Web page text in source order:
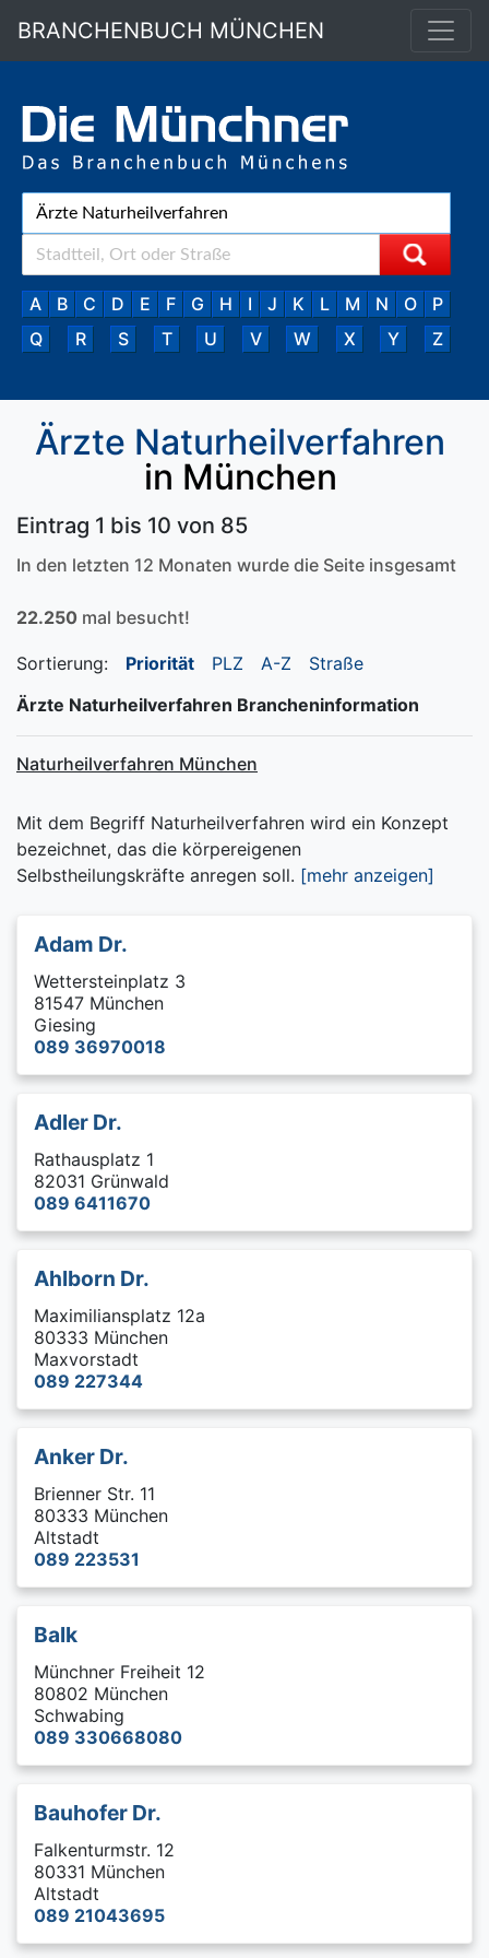
BRANCHENBUCH MÜNCHEN
A B C D E F G H I J K L M N O
P
Q
R S T U V W X Y Z
Ärzte Naturheilverfahren
in München
Eintrag 1 bis 10 von 85
In den letzten 12 Monaten wurde die Seite insgesamt
22.250 mal besucht!
Sortierung: Priorität PLZ A-Z
Straße
Ärzte Naturheilverfahren Brancheninformation
Naturheilverfahren München
Mit dem Begriff Naturheilverfahren wird ein Konzept
bezeichnet, das die körpereigenen
Selbstheilungskräfte anregen soll. [mehr anzeigen]
Adam Dr.
Wettersteinplatz 3
81547 München
Giesing
089 36970018
Adler Dr.
Rathausplatz 1
82031 Grünwald
089 6411670
Ahlborn Dr.
Maximiliansplatz 12a
80333 München
Maxvorstadt
089 227344
Anker Dr.
Brienner Str. 11
80333 München
Altstadt
089 223531
Balk
Münchner Freiheit 12
80802 München
Schwabing
089 330668080
Bauhofer Dr.
Falkenturmstr. 12
80331 München
Altstadt
089 21043695